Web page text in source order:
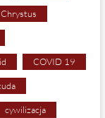
Chrystus
COVID 19
cywilizacja